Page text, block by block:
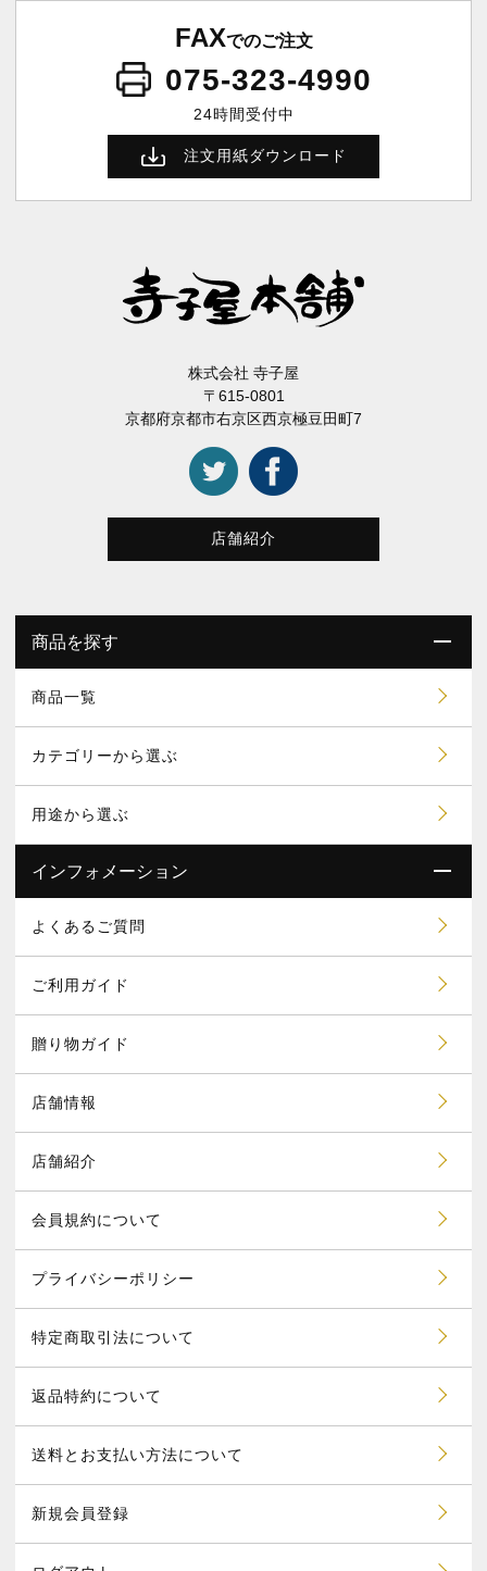
FAXでのご注文
075-323-4990
24時間受付中
注文用紙ダウンロード
株式会社 寺子屋
〒615-0801
京都府京都市右京区西京極豆田町7
店舗紹介
商品を探す
商品一覧
カテゴリーから選ぶ
用途から選ぶ
インフォメーション
よくあるご質問
ご利用ガイド
贈り物ガイド
店舗情報
店舗紹介
会員規約について
プライバシーポリシー
特定商取引法について
返品特約について
送料とお支払い方法について
新規会員登録